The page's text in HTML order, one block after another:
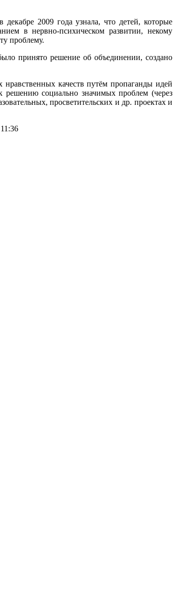
2009 года узнала, что детей, которые
в нервно-психическом развитии, некому
проблему.
принято решение об объединении, создано
качеств путём пропаганды идей
решению социально значимых проблем (через
просветительских и др. проектах и